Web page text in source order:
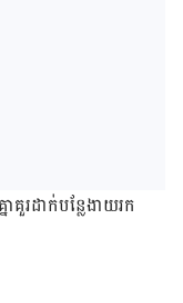
រ​ដាក់​​​បន្លែ​ងាយ​រក​